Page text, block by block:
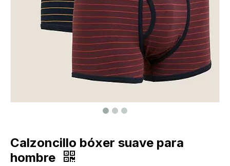
Calzoncillo bóxer suave para
hombre